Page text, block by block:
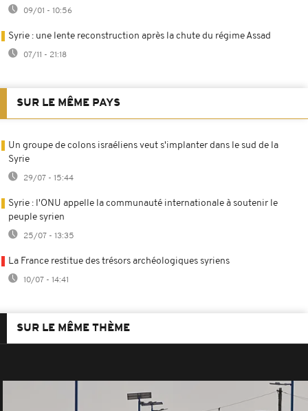
09/01 - 10:56
Syrie : une lente reconstruction après la chute du régime Assad
07/11 - 21:18
SUR LE MÊME PAYS
Un groupe de colons israéliens veut s'implanter dans le sud de la
Syrie
29/07 - 15:44
Syrie : l'ONU appelle la communauté internationale à soutenir le
peuple syrien
25/07 - 13:35
La France restitue des trésors archéologiques syriens
10/07 - 14:41
SUR LE MÊME THÈME